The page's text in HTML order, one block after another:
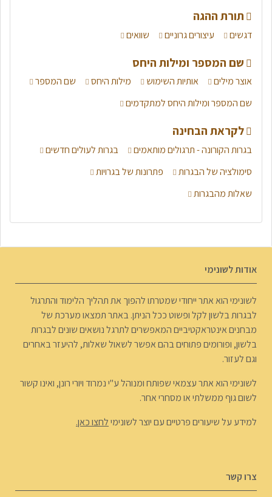
תורת ההגה
דגשים עיצורים גרוניים שוואים
שם המספר ומילות היחס
אוצר מילים אותיות השימוש מילות היחס
שם המספר
שם המספר ומילות היחס למתקדמים
לקראת הבחינה
בגרות הקורונה - תרגולים מותאמים
בגרות לעולים חדשים
סימולציה של הבגרות
פתרונות של בגרויות
שאלות מהבגרות
אודות לשונימי
לשונימי הוא אתר ייחודי שמטרתו להפוך את תהליך הלימוד והתרגול
לבגרות בלשון לקל ופשוט ככל הניתן. באתר תמצאו מערכת של
מבחנים אינטראקטיביים המאפשרים לתרגל נושאים שונים לבגרות
בלשון, ופורומים פתוחים בהם אפשר לשאול שאלות, להיעזר באחרים
וגם לעזור.
לשונימי הוא אתר עצמאי שפותח ומנוהל ע"י נמרוד ויורי רונן, ואינו קשור
לשום גוף ממשלתי או מסחרי אחר.
למידע על שיעורים פרטיים עם יוצר לשונימילחצו כאן.
צרו קשר